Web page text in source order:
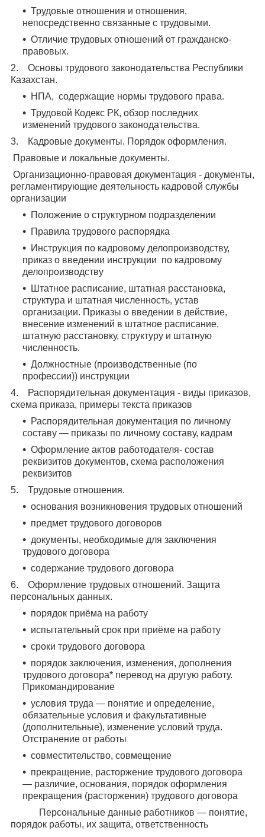
Трудовые отношения и отношения,
непосредственно связанные с трудовыми.
Отличие трудовых отношений от гражданско-
правовых.
2. Основы трудового законодательства Республики
Казахстан.
НПА, содержащие нормы трудового права.
Трудовой Кодекс РК, обзор последних
изменений трудового законодательства.
3. Кадровые документы. Порядок оформления.
Правовые и локальные документы.
Организационно-правовая документация - документы,
регламентирующие деятельность кадровой службы
организации
Положение о структурном подразделении
Правила трудового распорядка
Инструкция по кадровому делопроизводству,
приказ о введении инструкции по кадровому
делопроизводству
Штатное расписание, штатная расстановка,
структура и штатная численность, устав
организации. Приказы о введении в действие,
внесение изменений в штатное расписание,
штатную расстановку, структуру и штатную
численность.
Должностные (производственные (по
профессии)) инструкции
4. Распорядительная документация - виды приказов,
схема приказа, примеры текста приказов
Распорядительная документация по личному
составу — приказы по личному составу, кадрам
Оформление актов работодателя- состав
реквизитов документов, схема расположения
реквизитов
5. Трудовые отношения.
основания возникновения трудовых отношений
предмет трудового договоров
документы, необходимые для заключения
трудового договора
содержание трудового договора
6. Оформление трудовых отношений. Защита
персональных данных.
порядок приёма на работу
испытательный срок при приёме на работу
сроки трудового договора
порядок заключения, изменения, дополнения
трудового договора* перевод на другую работу.
Прикомандирование
условия труда — понятие и определение,
обязательные условия и факультативные
(дополнительные), изменение условий труда.
Отстранение от работы
совместительство, совмещение
прекращение, расторжение трудового договора
— различие, основания, порядок оформления
прекращения (расторжения) трудового договора
Персональные данные работников — понятие,
порядок работы, их защита, ответственность